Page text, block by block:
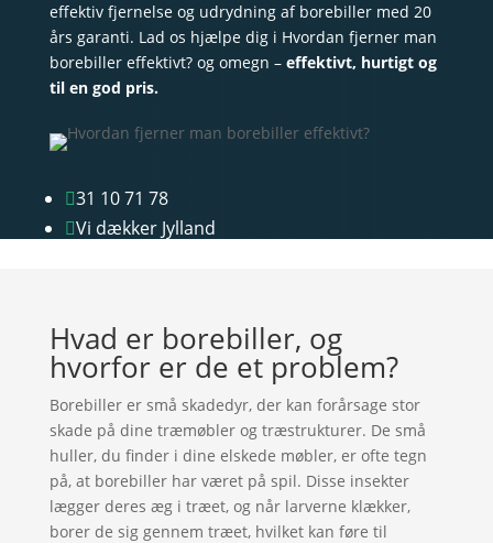
effektiv fjernelse og udrydning af borebiller med 20
års garanti. Lad os hjælpe dig i Hvordan fjerner man
borebiller effektivt? og omegn –effektivt, hurtigt og
til en god pris.
31 10 71 78
Vi dækker Jylland
Hvad er borebiller, og
hvorfor er de et problem?
Borebiller er små skadedyr, der kan forårsage stor
skade på dine træmøbler og træstrukturer. De små
huller, du finder i dine elskede møbler, er ofte tegn
på, at borebiller har været på spil. Disse insekter
lægger deres æg i træet, og når larverne klækker,
borer de sig gennem træet, hvilket kan føre til